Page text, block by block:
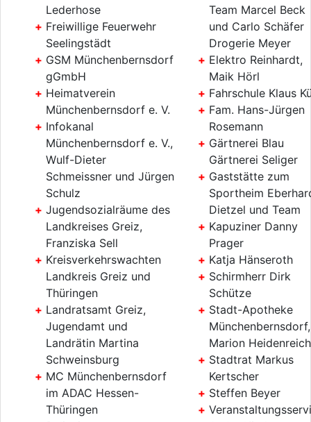
Lederhose
Freiwillige Feuerwehr
Seelingstädt
GSM Münchenbernsdorf
gGmbH
Heimatverein
Münchenbernsdorf e. V.
Infokanal
Münchenbernsdorf e. V.,
Wulf-Dieter
Schmeissner und Jürgen
Schulz
Jugendsozialräume des
Landkreises Greiz,
Franziska Sell
Kreisverkehrswachten
Landkreis Greiz und
Thüringen
Landratsamt Greiz,
Jugendamt und
Landrätin Martina
Schweinsburg
MC Münchenbernsdorf
im ADAC Hessen-
Thüringen
Team Marcel Beck
und Carlo Schäfer
Drogerie Meyer
Elektro Reinhardt,
Maik Hörl
Fahrschule Klaus
Fam. Hans-Jürgen
Rosemann
Gärtnerei Blau
Gärtnerei Seliger
Gaststätte zum
Sportheim
Dietzel und Team
Kapuziner Danny
Prager
Katja Hänseroth
Schirmherr Dirk
Schütze
Stadt-Apotheke
Münchenbernsdorf,
Marion Heidenreich
Stadtrat Markus
Kertscher
Steffen Beyer